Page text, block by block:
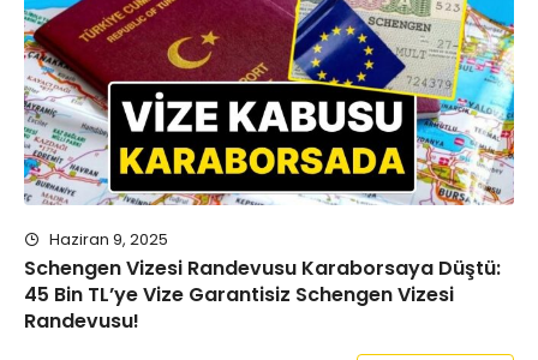
Haziran 9, 2025
Schengen Vizesi Randevusu Karaborsaya Düştü:
45 Bin TL’ye Vize Garantisiz Schengen Vizesi
Randevusu!